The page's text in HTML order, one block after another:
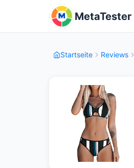
MetaTester
Startseite Reviews